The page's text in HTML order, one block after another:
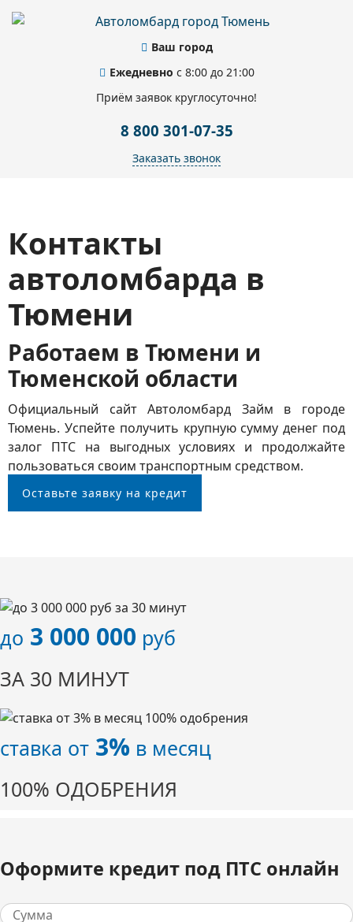
Ваш город
Ежедневно с 8:00 до 21:00
Приём заявок круглосуточно!
8 800 301-07-35
Заказать звонок
Контакты
автоломбарда в
Тюмени
Работаем в Тюмени и
Тюменской области
Официальный сайт Автоломбард Займ в городе
Тюмень. Успейте получить крупную сумму денег под
залог ПТС на выгодных условиях и продолжайте
пользоваться своим транспортным средством.
Оставьте заявку на кредит
до 3 000 000 руб
ЗА 30 МИНУТ
ставка от 3% в месяц
100% ОДОБРЕНИЯ
Оформите кредит под ПТС онлайн